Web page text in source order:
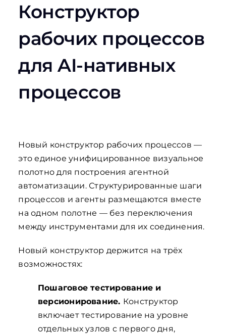
Конструктор
рабочих процессов
для AI-нативных
процессов
Новый конструктор рабочих процессов —
это единое унифицированное визуальное
полотно для построения агентной
автоматизации. Структурированные шаги
процессов и агенты размещаются вместе
на одном полотне — без переключения
между инструментами для их соединения.
Новый конструктор держится на трёх
возможностях:
Пошаговое тестирование и
версионирование. Конструктор
включает тестирование на уровне
отдельных узлов с первого дня,